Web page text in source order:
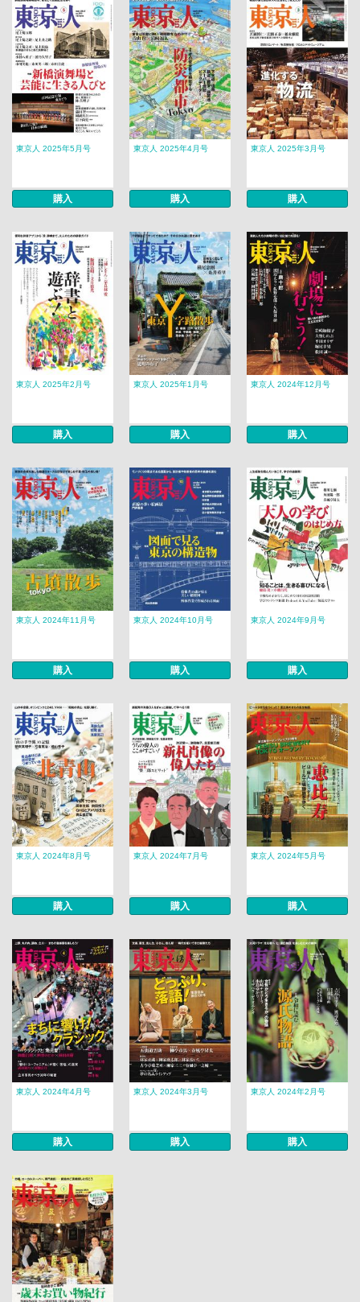
東京人 2025年5月号
購入
東京人 2025年4月号
購入
東京人 2025年3月号
購入
東京人 2025年2月号
購入
東京人 2025年1月号
購入
東京人 2024年12月号
購入
東京人 2024年11月号
購入
東京人 2024年10月号
購入
東京人 2024年9月号
購入
東京人 2024年8月号
購入
東京人 2024年7月号
購入
東京人 2024年5月号
購入
東京人 2024年4月号
購入
東京人 2024年3月号
購入
東京人 2024年2月号
購入